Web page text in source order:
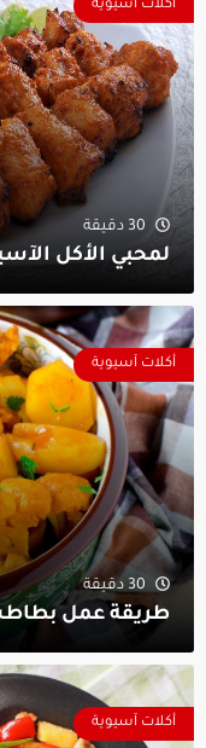
أكلات آسيوية
30 دقيقة
لمحبي الأكل
أكلات آسيوية
30 دقيقة
طريقة عمل
أكلات آسيوية